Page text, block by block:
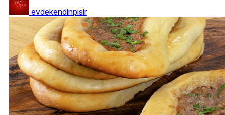
evdekendinpisir